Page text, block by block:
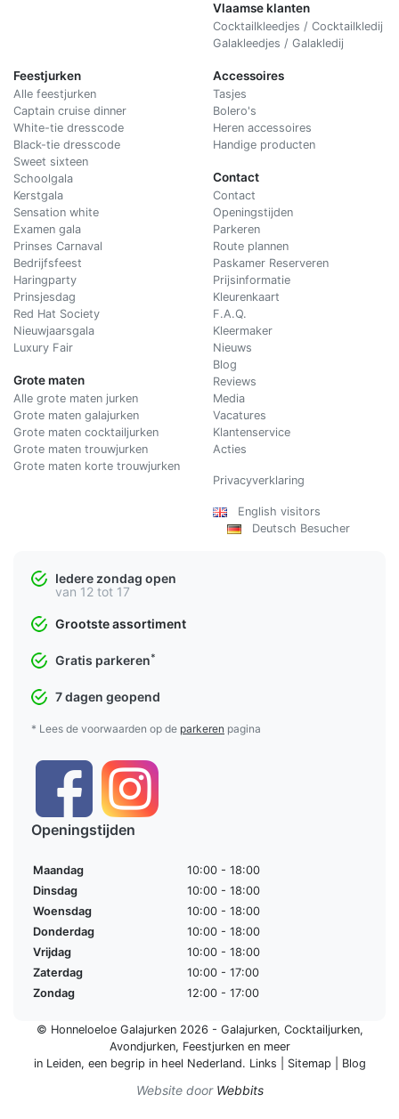
Vlaamse klanten
Cocktailkleedjes / Cocktailkledij
Galakleedjes / Galakledij
Feestjurken
Alle feestjurken
Captain cruise dinner
White-tie dresscode
Black-tie dresscode
Sweet sixteen
Schoolgala
Kerstgala
Sensation white
Examen gala
Prinses Carnaval
Bedrijfsfeest
Haringparty
Prinsjesdag
Red Hat Society
Nieuwjaarsgala
Luxury Fair
Grote maten
Alle grote maten jurken
Grote maten galajurken
Grote maten cocktailjurken
Grote maten trouwjurken
Grote maten korte trouwjurken
Accessoires
Tasjes
Bolero's
Heren accessoires
Handige producten
Contact
Contact
Openingstijden
Parkeren
Route plannen
Paskamer Reserveren
Prijsinformatie
Kleurenkaart
F.A.Q.
Kleermaker
Nieuws
Blog
Reviews
Media
Vacatures
Klantenservice
Acties
Privacyverklaring
English visitors
Deutsch Besucher
Iedere zondag open
van 12 tot 17
Grootste assortiment
Gratis parkeren*
7 dagen geopend
* Lees de voorwaarden op de parkeren pagina
Openingstijden
Maandag
10:00 - 18:00
Dinsdag
10:00 - 18:00
Woensdag
10:00 - 18:00
Donderdag
10:00 - 18:00
Vrijdag
10:00 - 18:00
Zaterdag
10:00 - 17:00
Zondag
12:00 - 17:00
© Honneloeloe Galajurken 2026 - Galajurken, Cocktailjurken,
Avondjurken, Feestjurkenen meer
in Leiden, een begrip in heel Nederland. Links Sitemap Blog
Website door Webbits